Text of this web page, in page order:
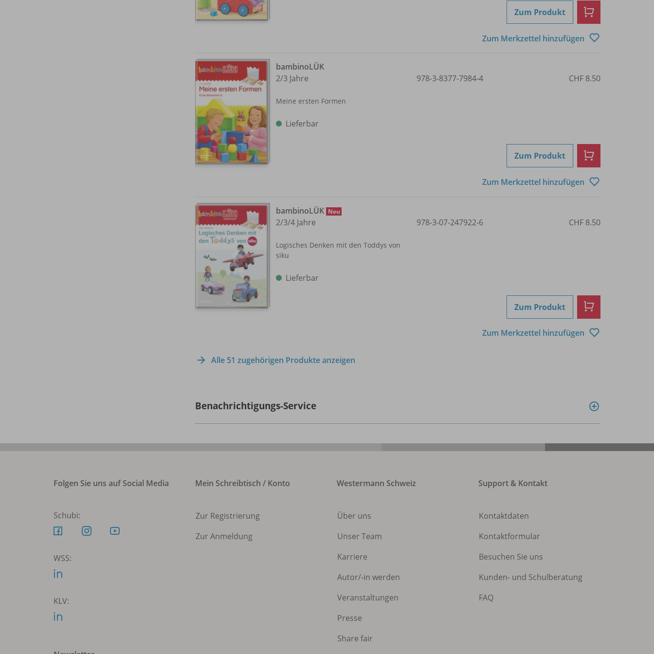
Zum Produkt
Zum Merkzettel hinzufügen
bambinoLÜK
2/3 Jahre
Meine ersten Formen
Lieferbar
978-3-8377-7984-4 CHF 8.50
Zum Produkt
Zum Merkzettel hinzufügen
bambinoLÜK Neu
2/3/4 Jahre
Logisches Denken mit den Toddys von
siku
Lieferbar
978-3-07-247922-6 CHF 8.50
Zum Produkt
Zum Merkzettel hinzufügen
Alle 51 zugehörigen Produkte anzeigen
Benachrichtigungs-Service
Folgen Sie uns auf Social Media
Schubi:
WSS:
KLV:
Mein Schreibtisch / Konto
Zur Registrierung
Zur Anmeldung
Westermann Schweiz
Über uns
Unser Team
Karriere
Autor/-in werden
Veranstaltungen
Presse
Share fair
Support & Kontakt
Kontaktdaten
Kontaktformular
Besuchen Sie uns
Kunden- und Schulberatung
FAQ